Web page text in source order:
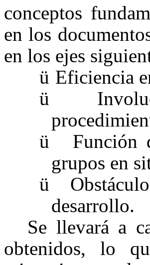
conceptos
en los
en los ejes
ü Eficiencia
ü
ü
Función
grupos en
ü
desarrollo.
Se llevará a
obtenidos, lo